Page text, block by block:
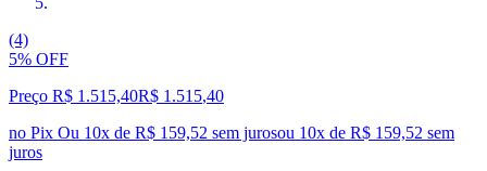
(4)
5% OFF
Preço R$ 1.515,40R$ 1.515,40
no Pix Ou 10x de R$ 159,52 sem jurosou 10x de R$ 159,52 sem
juros